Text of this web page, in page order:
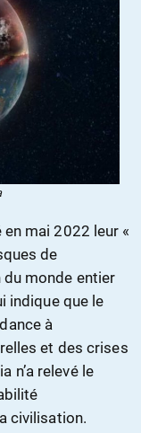
mai 2022 leur «
de
du monde entier
indique que le
à
et des crises
n’a relevé le
civilisation.